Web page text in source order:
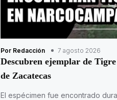
Por Redacción 7 agosto 2026
Descubren ejemplar de
de Zacatecas
El espécimen fue encontrado